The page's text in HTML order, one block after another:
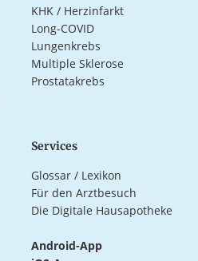
KHK / Herzinfarkt
Long-COVID
Lungenkrebs
Multiple Sklerose
Prostatakrebs
Services
Glossar / Lexikon
Für den Arztbesuch
Die Digitale Hausapotheke
Android-App